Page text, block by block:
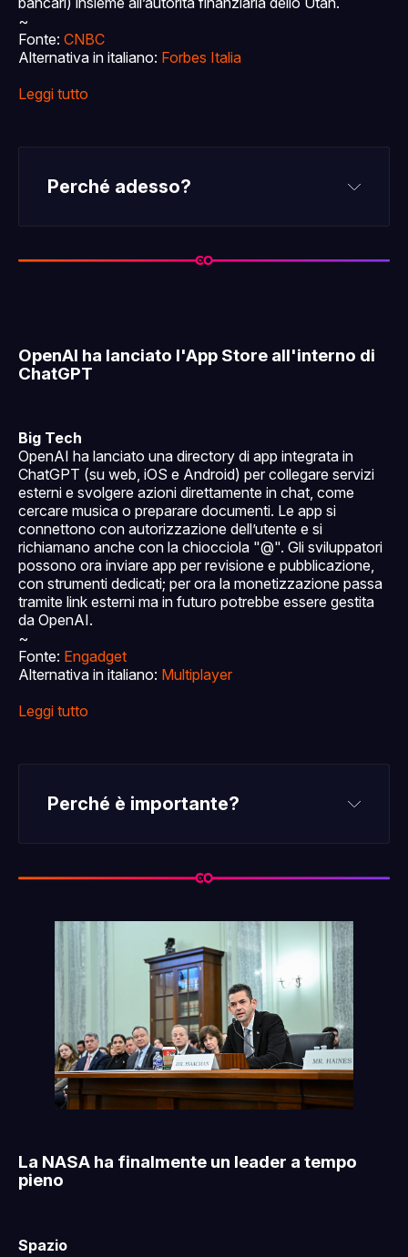
~
Fonte: CNBC
Alternativa in italiano: Forbes Italia
Leggi tutto
Perché adesso?
OpenAI ha lanciato l'App Store all'interno di
ChatGPT
Big Tech
OpenAI ha lanciato una directory di app integrata in
ChatGPT (su web, iOS e Android) per collegare servizi
esterni e svolgere azioni direttamente in chat, come
cercare musica o preparare documenti. Le app si
connettono con autorizzazione dell’utente e si
richiamano anche con la chiocciola "@". Gli sviluppatori
possono ora inviare app per revisione e pubblicazione,
con strumenti dedicati; per ora la monetizzazione passa
tramite link esterni ma in futuro potrebbe essere gestita
da OpenAI.
~
Fonte: Engadget
Alternativa in italiano: Multiplayer
Leggi tutto
Perché è importante?
La NASA ha finalmente un leader a tempo
pieno
Spazio